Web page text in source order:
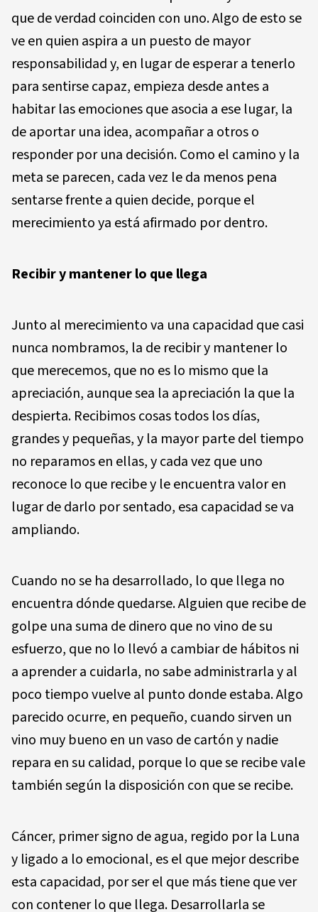
que de verdad coinciden con uno. Algo de esto se
ve en quien aspira a un puesto de mayor
responsabilidad y, en lugar de esperar a tenerlo
para sentirse capaz, empieza desde antes a
habitar las emociones que asocia a ese lugar, la
de aportar una idea, acompañar a otros o
responder por una decisión. Como el camino y la
meta se parecen, cada vez le da menos pena
sentarse frente a quien decide, porque el
merecimiento ya está afirmado por dentro.
Recibir y mantener lo que llega
Junto al merecimiento va una capacidad que casi
nunca nombramos, la de recibir y mantener lo
que merecemos, que no es lo mismo que la
apreciación, aunque sea la apreciación la que la
despierta. Recibimos cosas todos los días,
grandes y pequeñas, y la mayor parte del tiempo
no reparamos en ellas, y cada vez que uno
reconoce lo que recibe y le encuentra valor en
lugar de darlo por sentado, esa capacidad se va
ampliando.
Cuando no se ha desarrollado, lo que llega no
encuentra dónde quedarse. Alguien que recibe de
golpe una suma de dinero que no vino de su
esfuerzo, que no lo llevó a cambiar de hábitos ni
a aprender a cuidarla, no sabe administrarla y al
poco tiempo vuelve al punto donde estaba. Algo
parecido ocurre, en pequeño, cuando sirven un
vino muy bueno en un vaso de cartón y nadie
repara en su calidad, porque lo que se recibe vale
también según la disposición con que se recibe.
Cáncer, primer signo de agua, regido por la Luna
y ligado a lo emocional, es el que mejor describe
esta capacidad, por ser el que más tiene que ver
con contener lo que llega. Desarrollarla se